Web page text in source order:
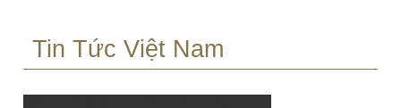
'Nên chuyển hướng đưa lao động
trình độ cao ra nước ngoài'
Tin Tức Việt Nam